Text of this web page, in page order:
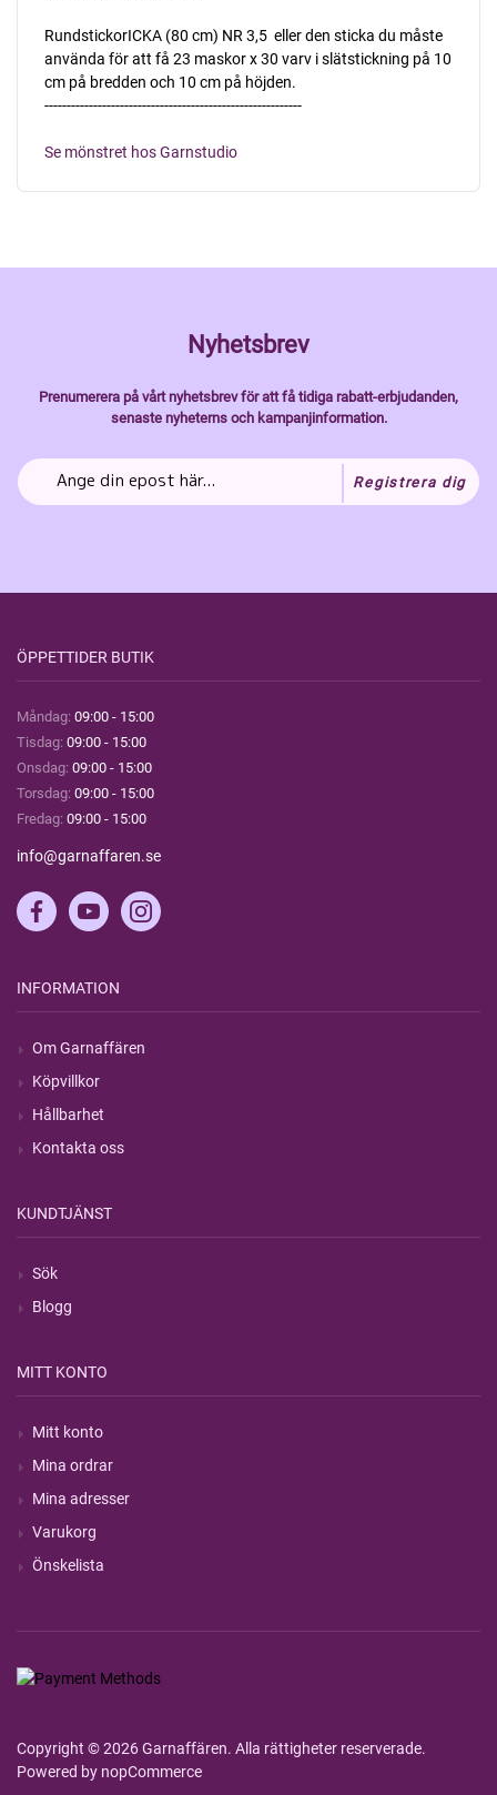
RundstickorICKA (80 cm) NR 3,5  eller den sticka du måste
använda för att få 23 maskor x 30 varv i slätstickning på 10
cm på bredden och 10 cm på höjden.
----------------------------------------------------------
Se mönstret hos Garnstudio
Nyhetsbrev
Prenumerera på vårt nyhetsbrev för att få tidiga rabatt-erbjudanden,
senaste nyheterns och kampanjinformation.
Registrera dig
ÖPPETTIDER BUTIK
Måndag: 09:00 - 15:00
Tisdag: 09:00 - 15:00
Onsdag: 09:00 - 15:00
Torsdag: 09:00 - 15:00
Fredag: 09:00 - 15:00
info@garnaffaren.se
INFORMATION
Om Garnaffären
Köpvillkor
Hållbarhet
Kontakta oss
KUNDTJÄNST
Sök
Blogg
MITT KONTO
Mitt konto
Mina ordrar
Mina adresser
Varukorg
Önskelista
Copyright © 2026 Garnaffären. Alla rättigheter reserverade.
Powered by nopCommerce